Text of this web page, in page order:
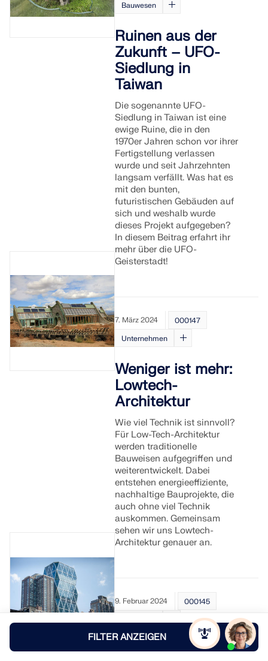
FILTER ANZEIGEN
Bauwesen
Ruinen aus der
Zukunft – UFO-
Siedlung in
Taiwan
Die sogenannte UFO-
Siedlung in Taiwan ist eine
ewige Ruine, die in den
1970er Jahren schon vor ihrer
Fertigstellung verlassen
wurde und seit Jahrzehnten
langsam verfällt. Was hat es
mit den bunten,
futuristischen Gebäuden auf
sich und weshalb wurde
dieses Projekt aufgegeben?
In diesem Beitrag erfahrt ihr
mehr über die UFO-
Geisterstadt!
7. März 2024
000147
Unternehmen
Weniger ist mehr:
Lowtech-
Architektur
Wie viel Technik ist sinnvoll?
Für Low-Tech-Architektur
werden traditionelle
Bauweisen aufgegriffen und
weiterentwickelt. Dabei
entstehen energieeffiziente,
nachhaltige Bauprojekte, die
auch ohne viel Technik
auskommen. Gemeinsam
sehen wir uns Lowtech-
Architektur genauer an.
9. Februar 2024
000145
Wie High-Tech-